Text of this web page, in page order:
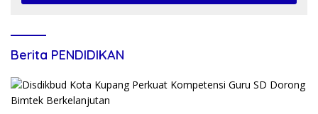
Berita PENDIDIKAN